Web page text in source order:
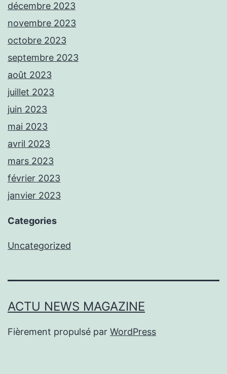
décembre 2023
novembre 2023
octobre 2023
septembre 2023
août 2023
juillet 2023
juin 2023
mai 2023
avril 2023
mars 2023
février 2023
janvier 2023
Categories
Uncategorized
ACTU NEWS MAGAZINE
Fièrement propulsé par WordPress